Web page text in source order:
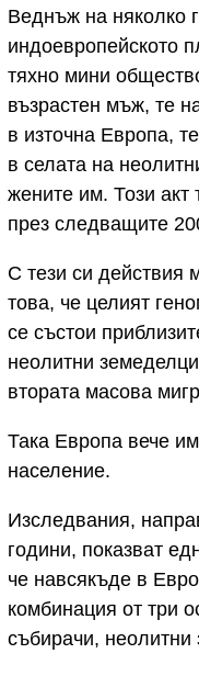
Веднъж на няколко
индоевропейското
тяхно мини
възрастен мъж, те
в източна Европа,
в селата на
жените им. Този акт
през следващите
С тези си действия
това, че целият
се състои
неолитни
втората масова
Така Европа вече
население.
Изследвания,
години, показват
че навсякъде в
комбинация от три
събирачи,